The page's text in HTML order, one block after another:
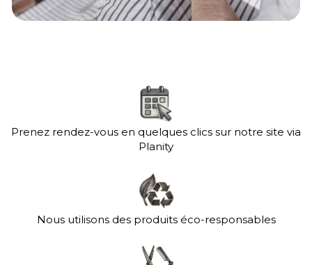
Prenez rendez-vous en quelques clics sur notre site via
Planity
Nous utilisons des produits éco-responsables